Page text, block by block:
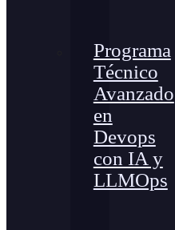
Programa
Técnico
Avanzado
en
Devops
con IA y
LLMOps